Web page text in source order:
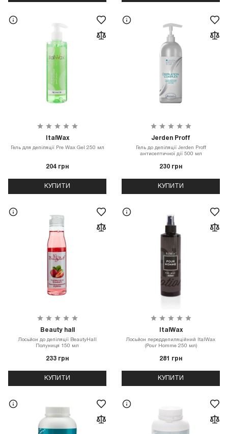
ItalWax
Гель для депіляції Pre Wax Gel 250 мл
204 грн
КУПИТИ
Jerden Proff
Гель до депіляції Jerden Proff
антисептичної дії 500 мл
230 грн
КУПИТИ
Beauty hall
Лосьйон до депіляції BeautyHall
Полуниця 150 мл
233 грн
КУПИТИ
ItalWax
Лосьйон переддепиляційний ItalWax
(Pour Homme 250 мл)
281 грн
КУПИТИ